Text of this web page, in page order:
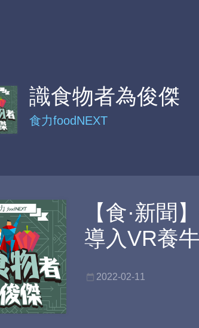
識食物者為俊傑
食力foodNEXT
【食·新聞
導入VR養
2022-02-11